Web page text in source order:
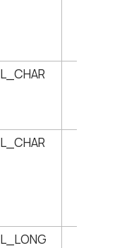
L_CHAR
L_CHAR
L_LONG